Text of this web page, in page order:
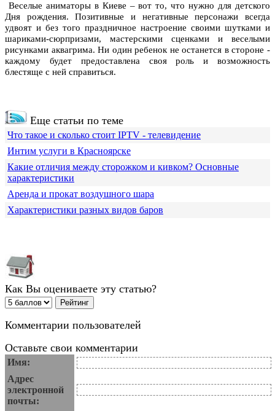
Веселые аниматоры в Киеве – вот то, что нужно для детского
Дня рождения. Позитивные и негативные персонажи всегда
удвоят и без того праздничное настроение своими шутками и
шариками-сюрпризами, мастерскими сценками и веселыми
рисунками аквагрима. Ни один ребенок не останется в стороне -
каждому будет предоставлена своя роль и возможность
блестяще с ней справиться.
Еще статьи по теме
Что такое и сколько стоит IPTV - телевидение
Интим услуги в Красноярске
Какие отличия между сторожком и кивком? Основные
характеристики
Аренда и прокат воздушного шара
Характеристики разных видов баров
Как Вы оцениваете эту статью?
Комментарии пользователей
Оставьте свои комментарии
Имя:
Адрес
электронной
почты: